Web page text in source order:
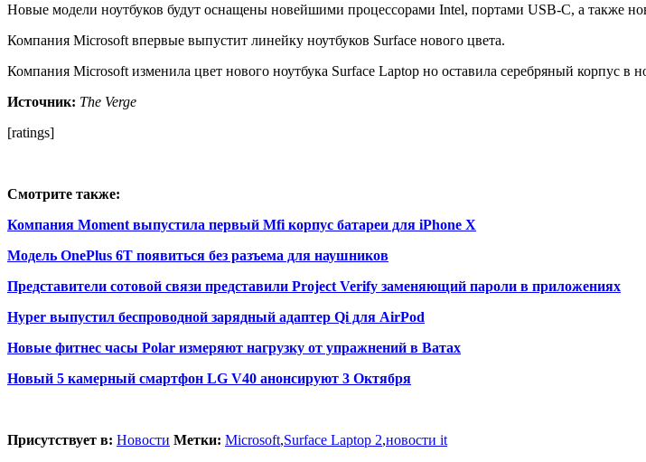
Новые модели ноутбуков будут оснащены новейшими процессорами Intel, портами USB-C, а также
Компания Microsoft впервые выпустит линейку ноутбуков Surface нового цвета.
Компания Microsoft изменила цвет нового ноутбука Surface Laptop но оставила серебряный корпус в
Источник: The Verge
[ratings]
Смотрите также:
Компания Moment выпустила первый Mfi корпус батареи для iPhone X
Модель OnePlus 6T появиться без разъема для наушников
Представители сотовой связи представили Project Verify заменяющий пароли в приложениях
Hyper выпустил беспроводной зарядный адаптер Qi для AirPod
Новые фитнес часы Polar измеряют нагрузку от упражнений в Ватах
Новый 5 камерный смартфон LG V40 анонсируют 3 Октября
Присутствует в: Новости Метки: Microsoft,Surface Laptop 2,новости it